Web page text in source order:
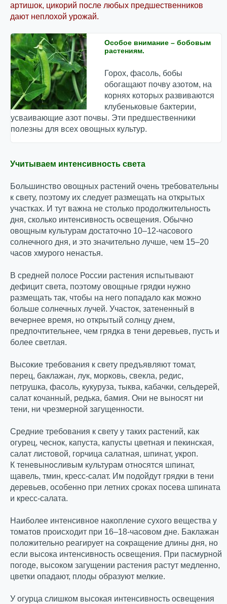
артишок, цикорий после любых предшественников
дают неплохой урожай.
Особое внимание – бобовым
растениям.
Горох, фасоль, бобы
обогащают почву азотом, на
корнях которых развиваются
клубеньковые бактерии,
усваивающие азот почвы. Эти предшественники
полезны для всех овощных культур.
Учитываем интенсивность света
Большинство овощных растений очень требовательны
к свету, поэтому их следует размещать на открытых
участках. И тут важна не столько продолжительность
дня, сколько интенсивность освещения. Обычно
овощным культурам достаточно 10–12-часового
солнечного дня, и это значительно лучше, чем 15–20
часов хмурого ненастья.
В средней полосе России растения испытывают
дефицит света, поэтому овощные грядки нужно
размещать так, чтобы на него попадало как можно
больше солнечных лучей. Участок, затененный в
вечернее время, но открытый солнцу днем,
предпочтительнее, чем грядка в тени деревьев, пусть и
более светлая.
Высокие требования к свету предъявляют томат,
перец, баклажан, лук, морковь, свекла, редис,
петрушка, фасоль, кукуруза, тыква, кабачки, сельдерей,
салат кочанный, редька, бамия. Они не выносят ни
тени, ни чрезмерной загущенности.
Средние требования к свету у таких растений, как
огурец, чеснок, капуста, капусты цветная и пекинская,
салат листовой, горчица салатная, шпинат, укроп.
К теневыносливым культурам относятся шпинат,
щавель, тмин, кресс-салат. Им подойдут грядки в тени
деревьев, особенно при летних сроках посева шпината
и кресс-салата.
Наиболее интенсивное накопление сухого вещества у
томатов происходит при 16–18-часовом дне. Баклажан
положительно реагирует на сокращение длины дня, но
если высока интенсивность освещения. При пасмурной
погоде, высоком загущении растения растут медленно,
цветки опадают, плоды образуют мелкие.
У огурца слишком высокая интенсивность освещения